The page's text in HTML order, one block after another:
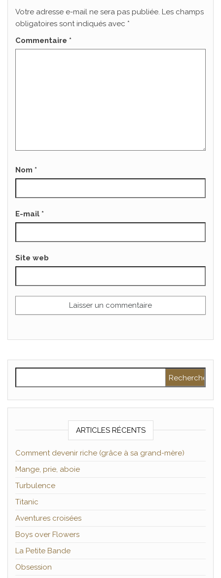
Votre adresse e-mail ne sera pas publiée. Les champs
obligatoires sont indiqués avec *
Commentaire *
Nom *
E-mail *
Site web
ARTICLES RÉCENTS
Comment devenir riche (grâce à sa grand-mère)
Mange, prie, aboie
Turbulence
Titanic
Aventures croisées
Boys over Flowers
La Petite Bande
Obsession